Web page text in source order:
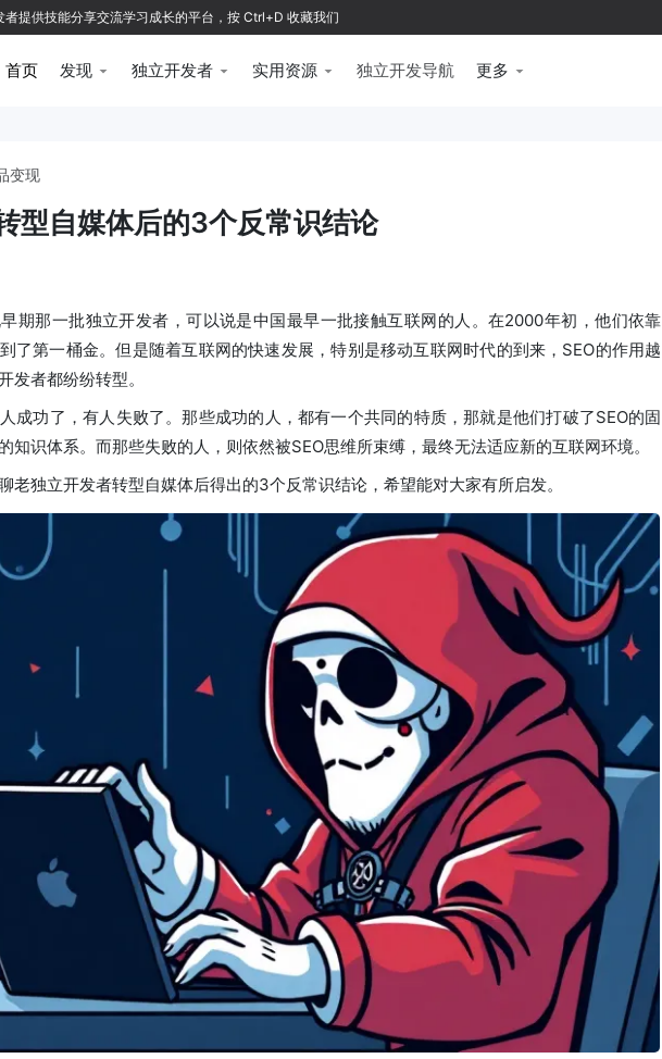
提供技能分享交流学习成长的平台，按 Ctrl+D 收藏我们
首页 发现 独立开发者 实用资源 独立开发导航 更多
变现
型自媒体后的3个反常识结论
期那一批独立开发者，可以说是中国最早一批接触互联网的人。在2000年初，他们依靠
了第一桶金。但是随着互联网的快速发展，特别是移动互联网时代的到来，SEO的作用越
发者都纷纷转型。
成功了，有人失败了。那些成功的人，都有一个共同的特质，那就是他们打破了SEO的固
知识体系。而那些失败的人，则依然被SEO思维所束缚，最终无法适应新的互联网环境。
老独立开发者转型自媒体后得出的3个反常识结论，希望能对大家有所启发。